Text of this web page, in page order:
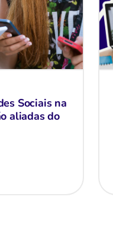
Sociais na
aliadas do